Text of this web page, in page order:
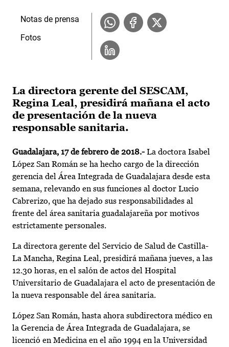
La directora gerente del SESCAM,
Regina Leal, presidirá mañana el acto
de presentación de la nueva
responsable sanitaria.
Guadalajara, 17 de febrero de 2018.- La doctora Isabel
López San Román se ha hecho cargo de la dirección
gerencia del Área Integrada de Guadalajara desde esta
semana, relevando en sus funciones al doctor Lucio
Cabrerizo, que ha dejado sus responsabilidades al
frente del área sanitaria guadalajareña por motivos
estrictamente personales.
La directora gerente del Servicio de Salud de Castilla-
La Mancha, Regina Leal, presidirá mañana jueves, a las
12.30 horas, en el salón de actos del Hospital
Universitario de Guadalajara el acto de presentación de
la nueva responsable del área sanitaria.
López San Román, hasta ahora subdirectora médico en
la Gerencia de Área Integrada de Guadalajara, se
licenció en Medicina en el año 1994 en la Universidad
Notas de prensa
Fotos